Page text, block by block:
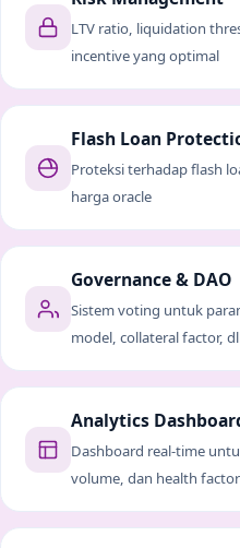
LTV ratio, liquidation
incentive yang optimal
Flash Loan
Proteksi terhadap flash
harga oracle
Governance & DAO
Sistem voting untuk
model, collateral factor,
Analytics
Dashboard real-time
volume, dan health factor